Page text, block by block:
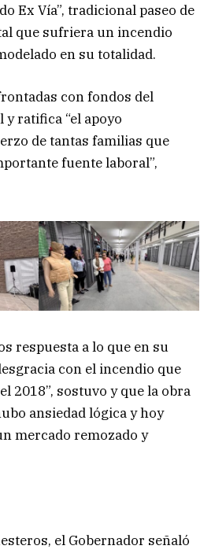
Ex Vía”, tradicional paseo de
que sufriera un incendio
en su totalidad.
con fondos del
ratifica “el apoyo
de tantas familias que
fuente laboral”,
respuesta a lo que en su
con el incendio que
2018”, sostuvo y que la obra
ansiedad lógica y hoy
mercado remozado y
el Gobernador señaló